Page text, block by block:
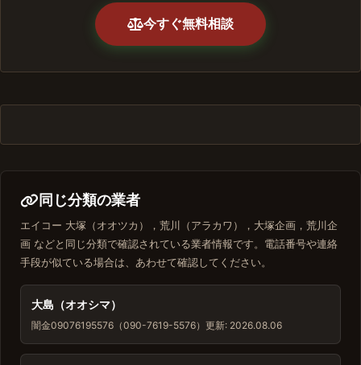
今すぐ無料相談
同じ分類の業者
エイコー 大塚（オオツカ），荒川（アラカワ），大塚企画，荒川企
画 などと同じ分類で確認されている業者情報です。電話番号や連絡
手段が似ている場合は、あわせて確認してください。
大島（オオシマ）
闇金09076195576（090-7619-5576） 更新: 2026.08.06